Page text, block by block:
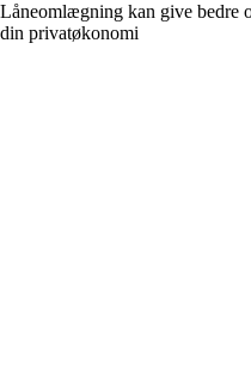
Låneomlægning kan give bedre
din privatøkonomi